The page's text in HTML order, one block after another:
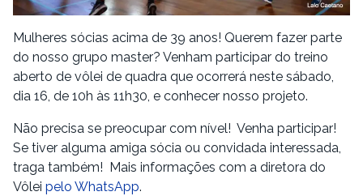
Mulheres sócias acima de 39 anos! Querem fazer parte
do nosso grupo master? Venham participar do treino
aberto de vôlei de quadra que ocorrerá neste sábado,
dia 16, de 10h às 11h30, e conhecer nosso projeto.
Não precisa se preocupar com nível! Venha participar!
Se tiver alguma amiga sócia ou convidada interessada,
traga também! Mais informações com a diretora do
Vôlei pelo WhatsApp.